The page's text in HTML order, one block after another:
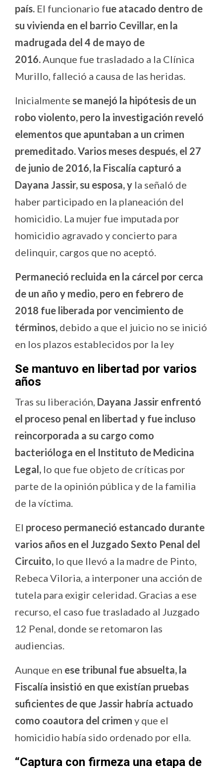
país. El funcionario fue atacado dentro de
su vivienda en el barrio Cevillar, en la
madrugada del 4 de mayo de
2016.Aunque fue trasladado a la Clínica
Murillo, falleció a causa de las heridas.
Inicialmente se manejó la hipótesis de un
robo violento, pero la investigación reveló
elementos que apuntaban a un crimen
premeditado. Varios meses después, el 27
de junio de 2016, la Fiscalía capturó a
Dayana Jassir, su esposa, y la señaló de
haber participado en la planeación del
homicidio. La mujer fue imputada por
homicidio agravado y concierto para
delinquir, cargos que no aceptó.
Permaneció recluida en la cárcel por cerca
de un año y medio, pero en febrero de
2018 fue liberada por vencimiento de
términos, debido a que el juicio no se inició
en los plazos establecidos por la ley
Se mantuvo en libertad por varios
años
Tras su liberación, Dayana Jassir enfrentó
el proceso penal en libertad y fue incluso
reincorporada a su cargo como
bacterióloga en el Instituto de Medicina
Legal, lo que fue objeto de críticas por
parte de la opinión pública y de la familia
de la víctima.
El proceso permaneció estancado durante
varios años en el Juzgado Sexto Penal del
Circuito, lo que llevó a la madre de Pinto,
Rebeca Viloria, a interponer una acción de
tutela para exigir celeridad. Gracias a ese
recurso, el caso fue trasladado al Juzgado
12 Penal, donde se retomaron las
audiencias.
Aunque en ese tribunal fue absuelta, la
Fiscalía insistió en que existían pruebas
suficientes de que Jassir habría actuado
como coautora del crimen y que el
homicidio había sido ordenado por ella.
“Captura con firmeza una etapa de